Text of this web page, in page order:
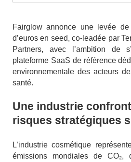
Fairglow annonce une levée
d’euros en seed, co-leadée par
Partners, avec l’ambition de
plateforme SaaS de référence
environnementale des acteurs
santé.
Une industrie
risques stratégiques
L’industrie cosmétique
émissions mondiales de